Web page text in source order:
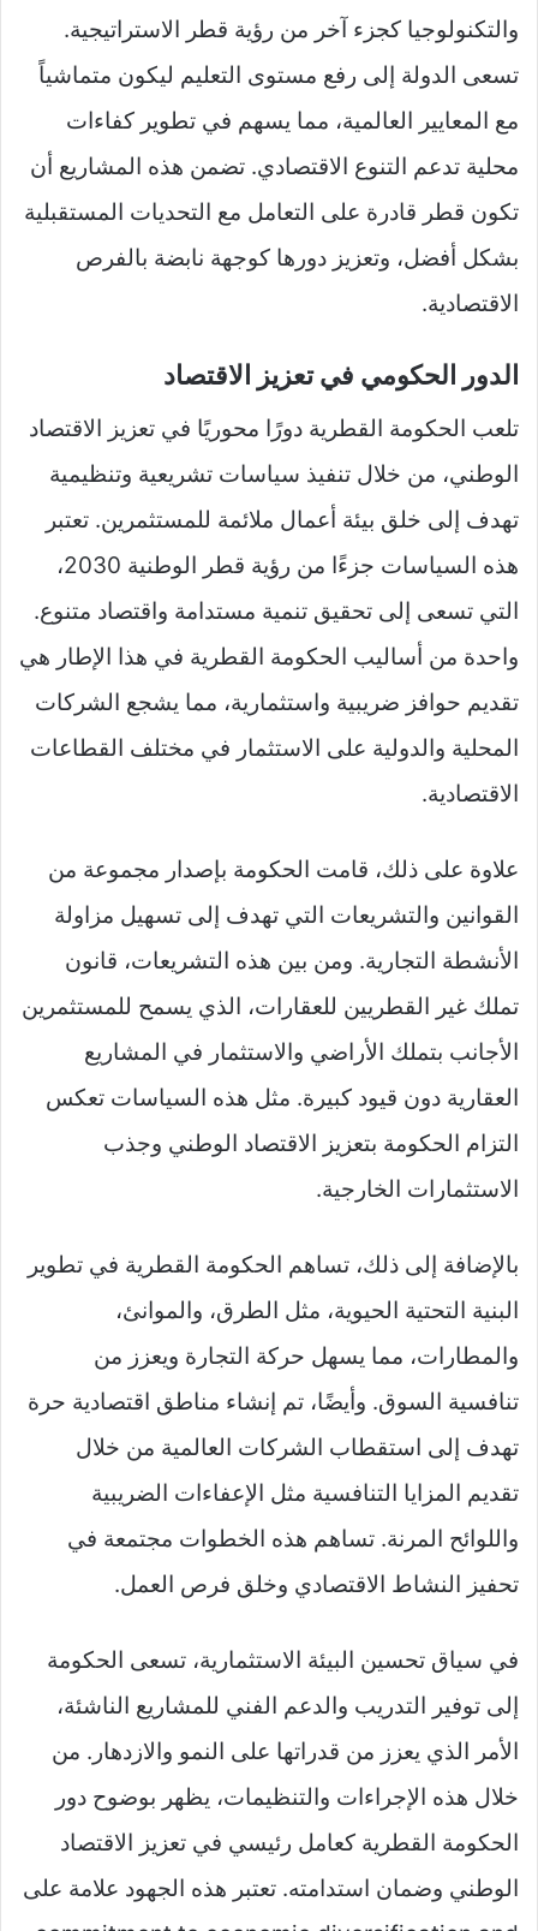
والتكنولوجيا كجزء آخر من رؤية قطر الاستراتيجية.
تسعى الدولة إلى رفع مستوى التعليم ليكون متماشياً
مع المعايير العالمية، مما يسهم في تطوير كفاءات
محلية تدعم التنوع الاقتصادي. تضمن هذه المشاريع أن
تكون قطر قادرة على التعامل مع التحديات المستقبلية
بشكل أفضل، وتعزيز دورها كوجهة نابضة بالفرص
الاقتصادية.
الدور الحكومي في تعزيز الاقتصاد
تلعب الحكومة القطرية دورًا محوريًا في تعزيز الاقتصاد
الوطني، من خلال تنفيذ سياسات تشريعية وتنظيمية
تهدف إلى خلق بيئة أعمال ملائمة للمستثمرين. تعتبر
هذه السياسات جزءًا من رؤية قطر الوطنية 2030،
التي تسعى إلى تحقيق تنمية مستدامة واقتصاد متنوع.
واحدة من أساليب الحكومة القطرية في هذا الإطار هي
تقديم حوافز ضريبية واستثمارية، مما يشجع الشركات
المحلية والدولية على الاستثمار في مختلف القطاعات
الاقتصادية.
علاوة على ذلك، قامت الحكومة بإصدار مجموعة من
القوانين والتشريعات التي تهدف إلى تسهيل مزاولة
الأنشطة التجارية. ومن بين هذه التشريعات، قانون
تملك غير القطريين للعقارات، الذي يسمح للمستثمرين
الأجانب بتملك الأراضي والاستثمار في المشاريع
العقارية دون قيود كبيرة. مثل هذه السياسات تعكس
التزام الحكومة بتعزيز الاقتصاد الوطني وجذب
الاستثمارات الخارجية.
بالإضافة إلى ذلك، تساهم الحكومة القطرية في تطوير
البنية التحتية الحيوية، مثل الطرق، والموانئ،
والمطارات، مما يسهل حركة التجارة ويعزز من
تنافسية السوق. وأيضًا، تم إنشاء مناطق اقتصادية حرة
تهدف إلى استقطاب الشركات العالمية من خلال
تقديم المزايا التنافسية مثل الإعفاءات الضريبية
واللوائح المرنة. تساهم هذه الخطوات مجتمعة في
تحفيز النشاط الاقتصادي وخلق فرص العمل.
في سياق تحسين البيئة الاستثمارية، تسعى الحكومة
إلى توفير التدريب والدعم الفني للمشاريع الناشئة،
الأمر الذي يعزز من قدراتها على النمو والازدهار. من
خلال هذه الإجراءات والتنظيمات، يظهر بوضوح دور
الحكومة القطرية كعامل رئيسي في تعزيز الاقتصاد
الوطني وضمان استدامته. تعتبر هذه الجهود علامة على